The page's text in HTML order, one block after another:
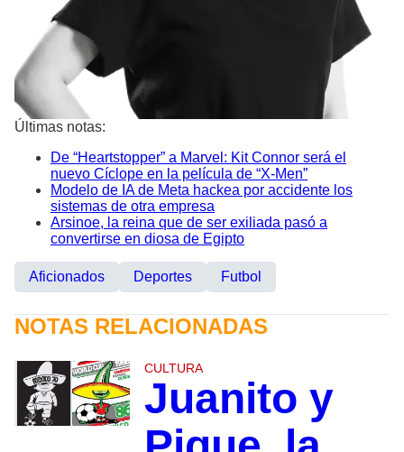
Últimas notas:
De “Heartstopper” a Marvel: Kit Connor será el
nuevo Cíclope en la película de “X-Men”
Modelo de IA de Meta hackea por accidente los
sistemas de otra empresa
Arsinoe, la reina que de ser exiliada pasó a
convertirse en diosa de Egipto
Aficionados Deportes Futbol
NOTAS RELACIONADAS
CULTURA
Juanito y